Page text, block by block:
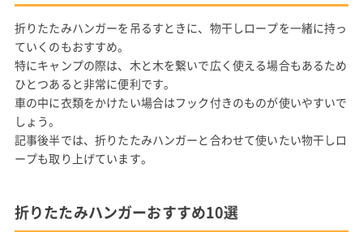
折りたたみハンガーを吊るすときに、物干しロープを一緒に持っ
ていくのもおすすめ。
特にキャンプの際は、木と木を繋いで広く使える場合もあるため
ひとつあると非常に便利です。
車の中に衣類をかけたい場合はフック付きのものが使いやすいで
しょう。
記事後半では、折りたたみハンガーと合わせて使いたい物干しロ
ープも取り上げています。
折りたたみハンガーおすすめ10選